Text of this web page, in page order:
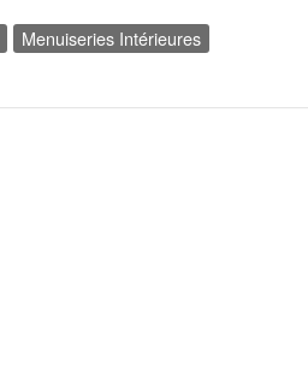
Menuiseries Intérieures